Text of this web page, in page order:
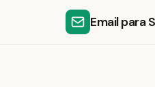
Email para